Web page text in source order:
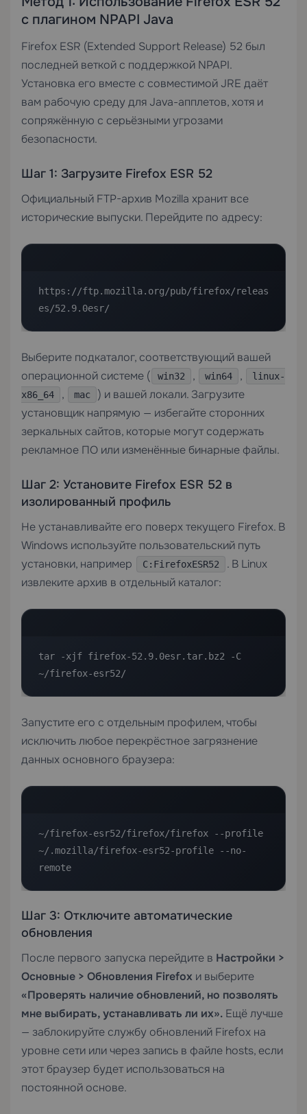
с плагином NPAPI Java
Firefox ESR (Extended Support Release) 52 был
последней веткой с поддержкой NPAPI.
Установка его вместе с совместимой JRE даёт
вам рабочую среду для Java-апплетов, хотя и
сопряжённую с серьёзными угрозами
безопасности.
Шаг 1: Загрузите Firefox ESR 52
Официальный FTP-архив Mozilla хранит все
исторические выпуски. Перейдите по адресу:
https://ftp.mozilla.org/pub/firefox/releas
es/52.9.0esr/
Выберите подкаталог, соответствующий вашей
операционной системе (
win32 , win64 ,
linux-
x86_64
, mac
) и вашей локали. Загрузите
установщик напрямую — избегайте сторонних
зеркальных сайтов, которые могут содержать
рекламное ПО или изменённые бинарные файлы.
Шаг 2: Установите Firefox ESR 52 в
изолированный профиль
Не устанавливайте его поверх текущего Firefox. В
Windows используйте пользовательский путь
установки, например
C:FirefoxESR52
. В Linux
извлеките архив в отдельный каталог:
tar -xjf firefox-52.9.0esr.tar.bz2 -C
~/firefox-esr52/
Запустите его с отдельным профилем, чтобы
исключить любое перекрёстное загрязнение
данных основного браузера:
~/firefox-esr52/firefox/firefox --profile
~/.mozilla/firefox-esr52-profile --no-
remote
Шаг 3: Отключите автоматические
обновления
После первого запуска перейдите в Настройки >
Основные > Обновления Firefox и выберите
«Проверять наличие обновлений, но позволять
мне выбирать, устанавливать ли их». Ещё лучше
— заблокируйте службу обновлений Firefox на
уровне сети или через запись в файле hosts, если
этот браузер будет использоваться на
постоянной основе.